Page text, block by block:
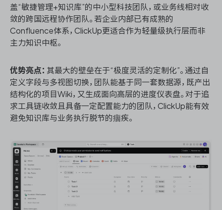
盖“敏捷管理+知识库”的中小型科技团队，或业务线相对收
敛的跨国远程协作团队。若企业内部已有成熟的
Confluence体系，ClickUp更适合作为轻量级执行层而非
主力知识中枢。
优势亮点： 其最大的壁垒在于“极度灵活的定制化”。通过自
定义字段与多视图切换，团队能基于同一套数据源，既产出
结构化的项目Wiki，又生成面向高层的进度仪表盘。对于追
求工具链收敛且具备一定配置能力的团队，ClickUp能有效
避免知识库与业务执行脱节的痼疾。